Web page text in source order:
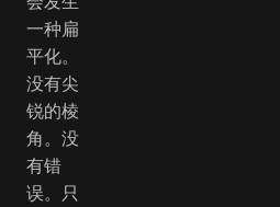
一种扁
平化。
没有尖
锐的棱
角。没
有错
误。只